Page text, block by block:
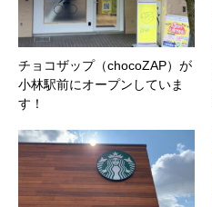
チョコザップ（chocoZAP）が
小林駅前にオープンしていま
す！